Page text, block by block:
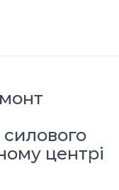
центрі